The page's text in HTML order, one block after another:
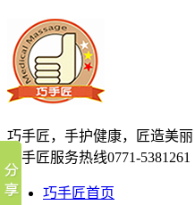
巧手匠，手护健康，匠造美丽
巧手匠服务热线0771-5381261
巧手匠首页